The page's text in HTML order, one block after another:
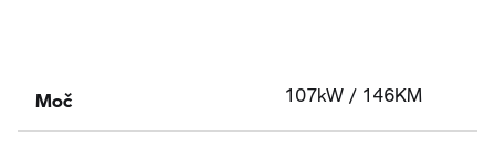
Moč 107kW / 146KM